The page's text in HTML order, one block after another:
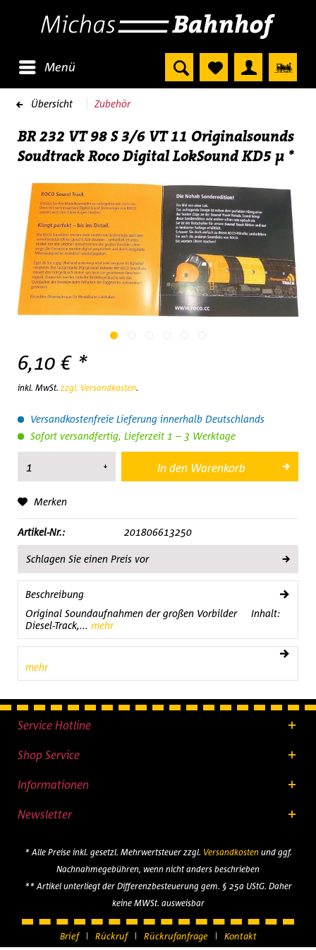
Menü
Übersicht Zubehör
BR 232 VT 98 S 3/6 VT 11 Originalsounds
Soudtrack Roco Digital LokSound KD5 µ *
6,10 € *
inkl. MwSt. zzgl. Versandkosten.
Versandkostenfreie Lieferung innerhalb Deutschlands
Sofort versandfertig, Lieferzeit 1 – 3 Werktage
In den Warenkorb
Merken
Artikel-Nr.: 201806613250
Schlagen Sie einen Preis vor
Beschreibung
Original Soundaufnahmen der großen Vorbilder Inhalt:
Diesel-Track,... mehr
mehr
Service Hotline
Shop Service
Informationen
Newsletter
* Alle Preise inkl. gesetzl. Mehrwertsteuer zzgl. Versandkostenund ggf.
Nachnahmegebühren, wenn nicht anders beschrieben
** Artikel unterliegt der Differenzbesteuerung gem. § 25a UStG. Daher
keine MWSt. ausweisbar
Brief Rückruf Rückrufanfrage Kontakt